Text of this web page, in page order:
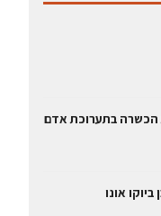
הכשרה בתערוכת אדם
אונו